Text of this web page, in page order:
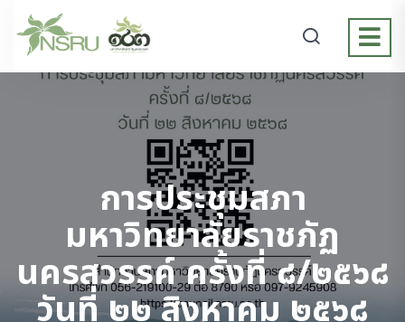
การประชุมสภา
มหาวิทยาลัยราชภัฏ
นครสวรรค์ ครั้งที่ ๘/๒๕๖๘
วันที่ ๒๒ สิงหาคม ๒๕๖๘